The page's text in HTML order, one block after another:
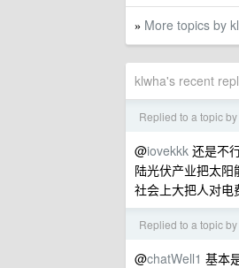
» More topics by
klwha's recent
Replied to a topic by
@iovekkk 还是不
陆光伏产业把太
社会上大把人对电
Replied to a topic by
@chatWell1 基本